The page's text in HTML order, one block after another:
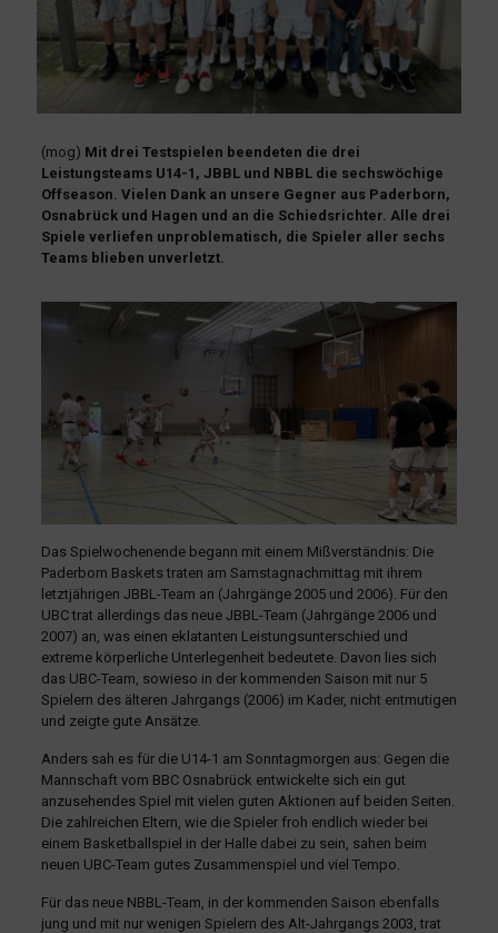
(mog) Mit drei Testspielen beendeten die drei
Leistungsteams U14-1, JBBL und NBBL die sechswöchige
Offseason. Vielen Dank an unsere Gegner aus Paderborn,
Osnabrück und Hagen und an die Schiedsrichter. Alle drei
Spiele verliefen unproblematisch, die Spieler aller sechs
Teams blieben unverletzt.
Das Spielwochenende begann mit einem Mißverständnis: Die
Paderborn Baskets traten am Samstagnachmittag mit ihrem
letztjährigen JBBL-Team an (Jahrgänge 2005 und 2006). Für den
UBC trat allerdings das neue JBBL-Team (Jahrgänge 2006 und
2007) an, was einen eklatanten Leistungsunterschied und
extreme körperliche Unterlegenheit bedeutete. Davon lies sich
das UBC-Team, sowieso in der kommenden Saison mit nur 5
Spielern des älteren Jahrgangs (2006) im Kader, nicht entmutigen
und zeigte gute Ansätze.
Anders sah es für die U14-1 am Sonntagmorgen aus: Gegen die
Mannschaft vom BBC Osnabrück entwickelte sich ein gut
anzusehendes Spiel mit vielen guten Aktionen auf beiden Seiten.
Die zahlreichen Eltern, wie die Spieler froh endlich wieder bei
einem Basketballspiel in der Halle dabei zu sein, sahen beim
neuen UBC-Team gutes Zusammenspiel und viel Tempo.
Für das neue NBBL-Team, in der kommenden Saison ebenfalls
jung und mit nur wenigen Spielern des Alt-Jahrgangs 2003, trat